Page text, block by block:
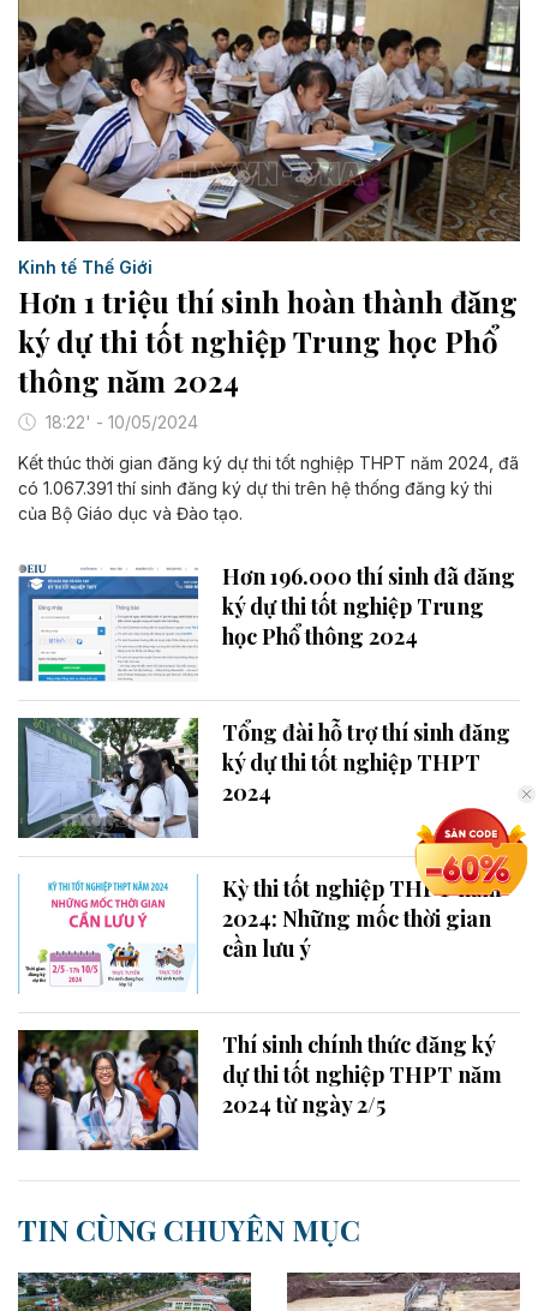
Kinh tế Thế Giới
Hơn 1 triệu thí sinh hoàn thành đăng
ký dự thi tốt nghiệp Trung học Phổ
thông năm 2024
18:22' - 10/05/2024
Kết thúc thời gian đăng ký dự thi tốt nghiệp THPT năm 2024, đã
có 1.067.391 thí sinh đăng ký dự thi trên hệ thống đăng ký thi
của Bộ Giáo dục và Đào tạo.
Hơn 196.000 thí sinh đã đăng
ký dự thi tốt nghiệp Trung
học Phổ thông 2024
Tổng đài hỗ trợ thí sinh đăng
ký dự thi tốt nghiệp THPT
2024
Kỳ thi tốt nghiệp THPT năm
2024: Những mốc thời gian
cần lưu ý
Thí sinh chính thức đăng ký
dự thi tốt nghiệp THPT năm
2024 từ ngày 2/5
TIN CÙNG CHUYÊN MỤC